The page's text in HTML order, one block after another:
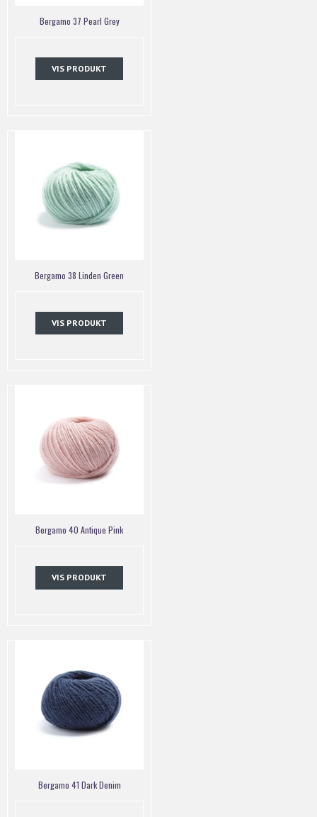
Bergamo 37 Pearl Grey
VIS PRODUKT
Bergamo 38 Linden Green
VIS PRODUKT
Bergamo 40 Antique Pink
VIS PRODUKT
Bergamo 41 Dark Denim